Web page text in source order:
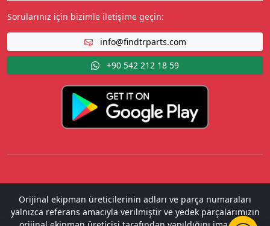
Sorularınız için bizimle iletişime geçin:
info@findtrparts.com
+90 542 212 18 59
Orijinal ekipman üreticilerinin adları ve parça numaraları
yalnızca referans amacıyla verilmiştir ve yedek parçalarımızın